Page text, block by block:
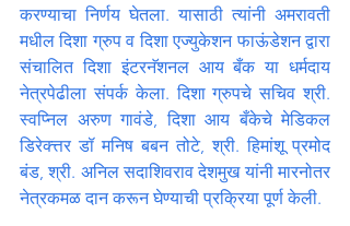
करण्याचा निर्णय घेतला. यासाठी त्यांनी अमरावती
मधील दिशा ग्रुप व दिशा एज्युकेशन फाऊंडेशन द्वारा
संचालित दिशा इंटरनॅशनल आय बँक या धर्मदाय
नेत्रपेढीला संपर्क केला. दिशा ग्रुपचे सचिव श्री.
स्वप्निल अरुण गावंडे, दिशा आय बँकेचे मेडिकल
डिरेक्त्तर डॉ मनिष बबन तोटे, श्री. हिमांशू प्रमोद
बंड, श्री. अनिल सदाशिवराव देशमुख यांनी मारनोतर
नेत्रकमळ दान करून घेण्याची प्रक्रिया पूर्ण केली.